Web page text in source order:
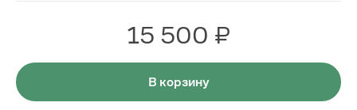
15 500 ₽
В корзину